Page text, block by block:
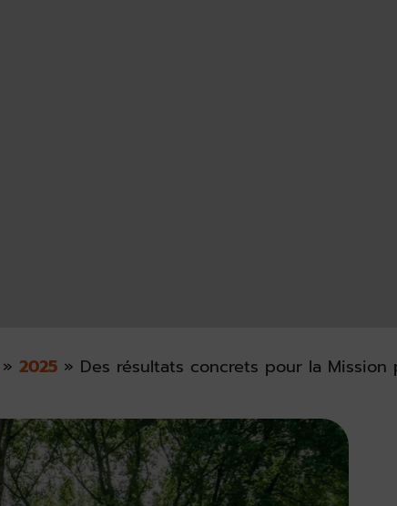
» 2025 » Des résultats concrets pour la